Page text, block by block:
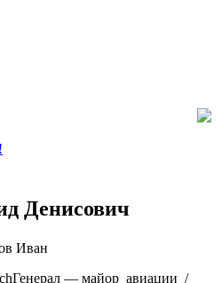
Денисович
Иван
Генерал — майор авиации /